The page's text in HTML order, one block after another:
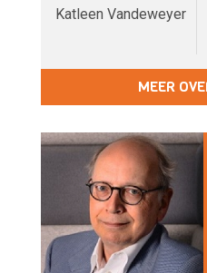
Katleen Vandeweyer
MEER